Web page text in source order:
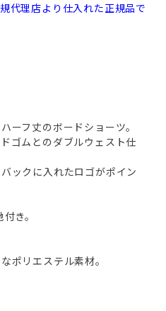
代理店より仕入れた正規品で
ーフ丈のボードショーツ。
ゴムとのダブルウェスト仕
ックに入れたロゴがポイン
き。
ポリエステル素材。